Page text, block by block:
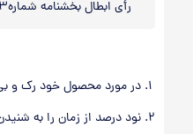
۱. در مورد محصول خود رک و بی شیله پیله باشید
۲. نود درصد از زمان را به شنیدن حرفهای مشتری اختصاص دهید